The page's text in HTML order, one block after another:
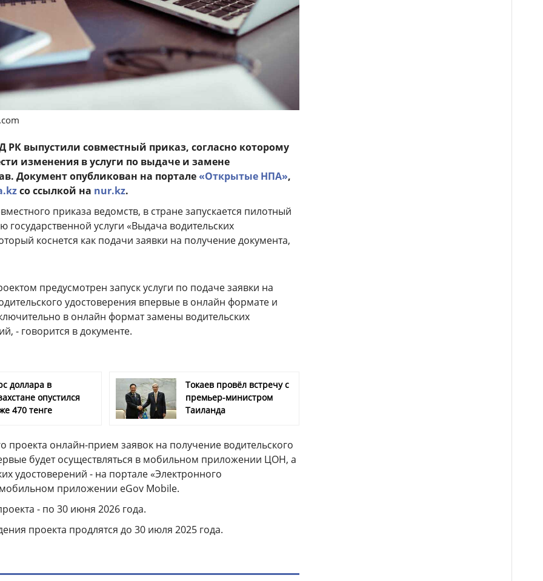
выпустили совместный приказ, согласно которому
изменения в услуги по выдаче и замене
Документ опубликован на портале«Открытые НПА»,
со ссылкой на nur.kz.
приказа ведомств, в стране запускается пилотный
государственной услуги «Выдача водительских
коснется как подачи заявки на получение документа,
предусмотрен запуск услуги по подаче заявки на
удостоверения впервые в онлайн формате и
в онлайн формат замены водительских
- говорится в документе.
доллара в
опустился
470 тенге
Токаев провёл встречу с
премьер-министром
Таиланда
проекта онлайн-прием заявок на получение водительского
будет осуществляться в мобильном приложении ЦОН, а
удостоверений - на портале «Электронного
мобильном приложении eGov Mobile.
- по 30 июня 2026 года.
проекта продлятся до 30 июля 2025 года.